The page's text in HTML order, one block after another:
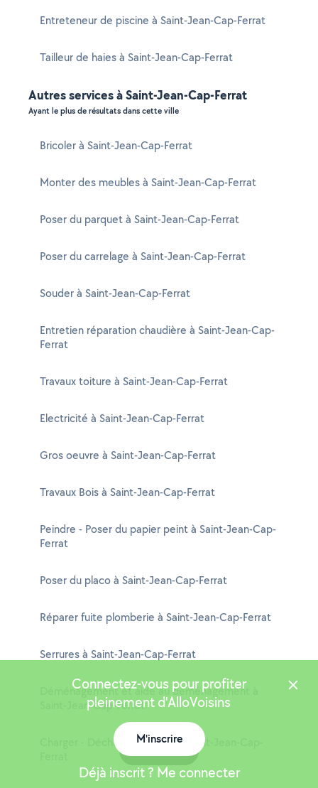
Entreteneur de piscine à Saint-Jean-Cap-Ferrat
Tailleur de haies à Saint-Jean-Cap-Ferrat
Autres services à Saint-Jean-Cap-Ferrat
Ayant le plus de résultats dans cette ville
Bricoler à Saint-Jean-Cap-Ferrat
Monter des meubles à Saint-Jean-Cap-Ferrat
Poser du parquet à Saint-Jean-Cap-Ferrat
Poser du carrelage à Saint-Jean-Cap-Ferrat
Souder à Saint-Jean-Cap-Ferrat
Entretien réparation chaudière à Saint-Jean-Cap-
Ferrat
Travaux toiture à Saint-Jean-Cap-Ferrat
Electricité à Saint-Jean-Cap-Ferrat
Gros oeuvre à Saint-Jean-Cap-Ferrat
Travaux Bois à Saint-Jean-Cap-Ferrat
Peindre - Poser du papier peint à Saint-Jean-Cap-
Ferrat
Poser du placo à Saint-Jean-Cap-Ferrat
Réparer fuite plomberie à Saint-Jean-Cap-Ferrat
Serrures à Saint-Jean-Cap-Ferrat
Déménagement et aide au déménagement à
Saint-Jean-Cap-Ferrat
Charger - Décharger camion à Saint-Jean-Cap-
Connectez-vous pour profiter
pleinement d'AlloVoisins
M'inscrire
Déjà inscrit ? Me connecter